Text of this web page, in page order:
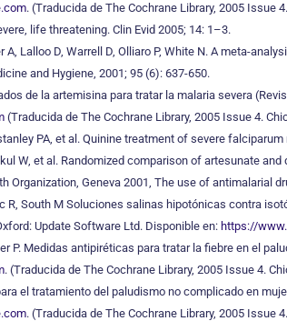
. (Traducida de The Cochrane Library, 2005 Issue
life threatening. Clin Evid 2005; 14: 1–3.
A, Lalloo D, Warrell D, Olliaro P, White N. A meta-
and Hygiene, 2001; 95 (6): 637-650.
de la artemisina para tratar la malaria severa
(Traducida de The Cochrane Library, 2005 Issue 4.
PA, et al. Quinine treatment of severe
W, et al. Randomized comparison of artesunate
Organization, Geneva 2001, The use of antimalarial
R, South M Soluciones salinas hipotónicas contra
Update Software Ltd. Disponible en: https://
P. Medidas antipiréticas para tratar la fiebre en el
. (Traducida de The Cochrane Library, 2005 Issue 4.
el tratamiento del paludismo no complicado en
. (Traducida de The Cochrane Library, 2005 Issue